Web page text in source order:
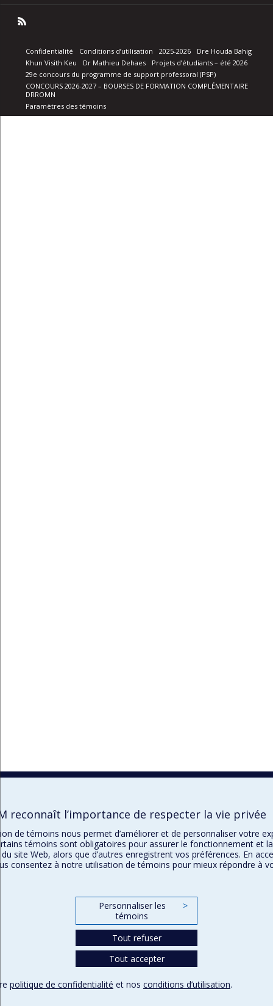
Confidentialité Conditions d’utilisation 2025-2026
Dre Houda Bahig
Khun Visith Keu
Dr Mathieu Dehaes
Projets d’étudiants – été 2026
29e concours du programme de support professoral (PSP)
CONCOURS 2026-2027 – BOURSES DE FORMATION COMPLÉMENTAIRE
DRROMN
Paramètres des témoins
reconnaît l’importance de respecter la vie privée
de témoins nous permet d’améliorer et de personnaliser votre
témoins sont obligatoires pour assurer le fonctionnement et la
site Web, alors que d’autres enregistrent vos préférences. En
consentez à notre utilisation de témoins pour mieux répondre à
Personnaliser les
témoins
>
Tout refuser
Tout accepter
politique de confidentialité et nos conditions d’utilisation.